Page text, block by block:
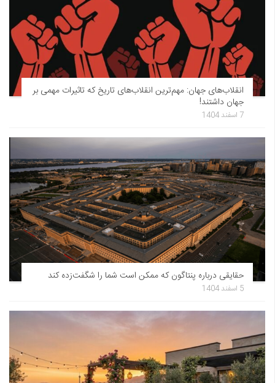
انقلاب‌های جهان: مهم‌ترین انقلاب‌های تاریخ که تاثیرات مهمی بر
جهان داشتند!
7 اسفند 1404
حقایقی درباره پنتاگون که ممکن است شما را شگفت‌زده کند
5 اسفند 1404